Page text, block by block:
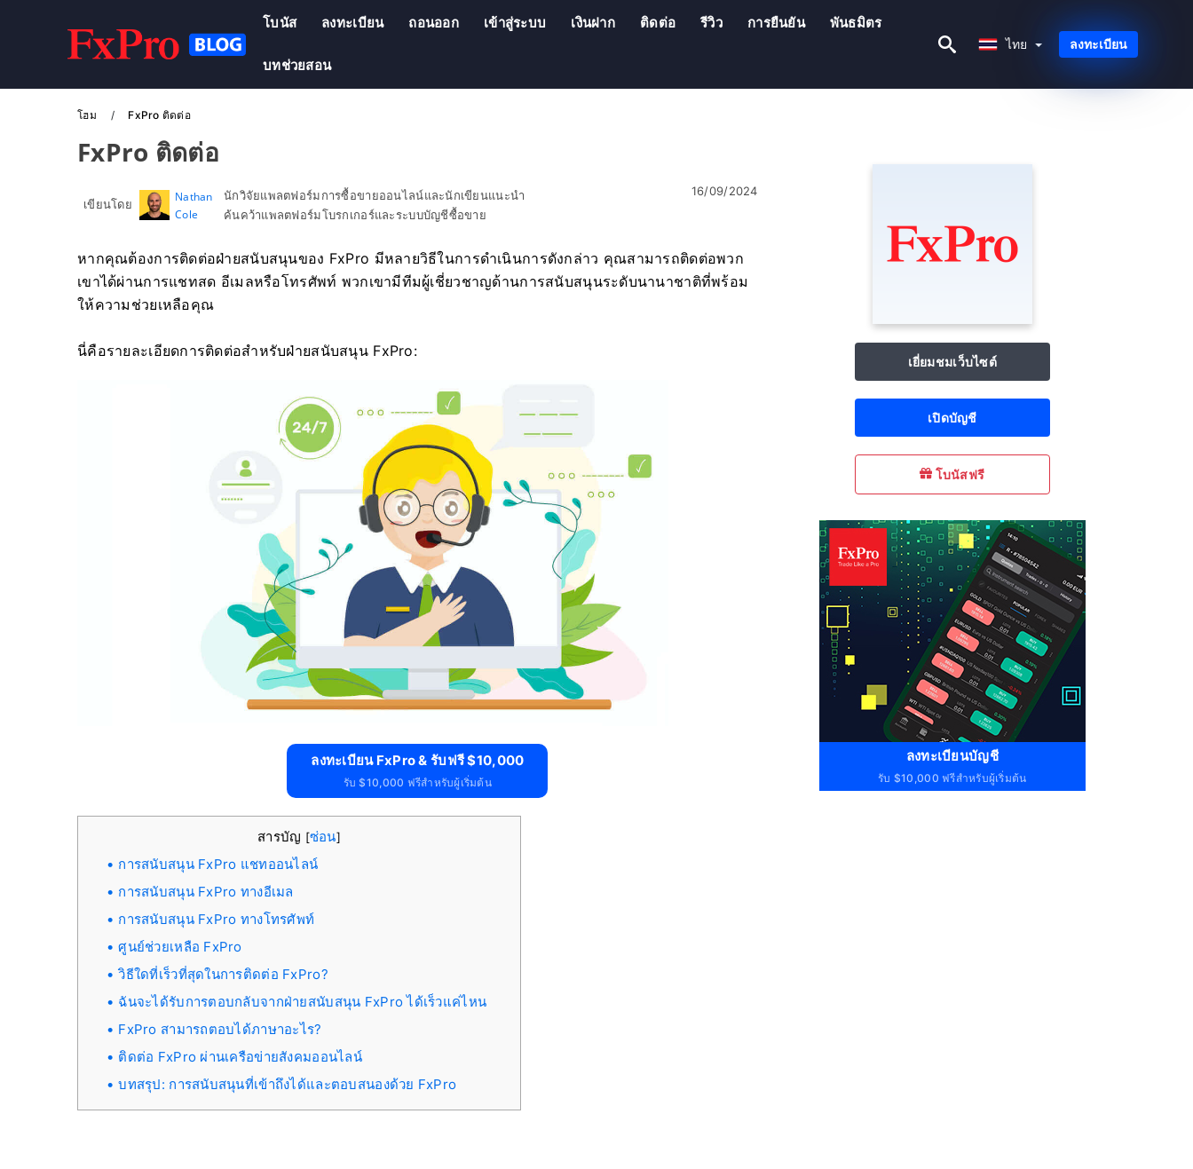
โบนัส ลงทะเบียน ถอนออก เข้าสู่ระบบ เงินฝาก ติดต่อ รีวิว การยืนยัน พันธมิตร
บทช่วยสอน
ไทย ลงทะเบียน
โฮม FxPro ติดต่อ
FxPro ติดต่อ
เขียนโดย
Nathan
Cole
นักวิจัยแพลตฟอร์มการซื้อขายออนไลน์และนักเขียนแนะนำ
ค้นคว้าแพลตฟอร์มโบรกเกอร์และระบบบัญชีซื้อขาย
16/09/2024
หากคุณต้องการติดต่อฝ่ายสนับสนุนของ FxPro มีหลายวิธีในการดำเนินการดังกล่าว คุณสามารถติดต่อพวก
เขาได้ผ่านการแชทสด อีเมลหรือโทรศัพท์ พวกเขามีทีมผู้เชี่ยวชาญด้านการสนับสนุนระดับนานาชาติที่พร้อม
ให้ความช่วยเหลือคุณ
นี่คือรายละเอียดการติดต่อสำหรับฝ่ายสนับสนุน FxPro:
ลงทะเบียน FxPro & รับฟรี $10,000
รับ $10,000 ฟรีสำหรับผู้เริ่มต้น
สารบัญ [ซ่อน]
การสนับสนุน FxPro แชทออนไลน์
การสนับสนุน FxPro ทางอีเมล
การสนับสนุน FxPro ทางโทรศัพท์
ศูนย์ช่วยเหลือ FxPro
วิธีใดที่เร็วที่สุดในการติดต่อ FxPro?
ฉันจะได้รับการตอบกลับจากฝ่ายสนับสนุน FxPro ได้เร็วแค่ไหน
FxPro สามารถตอบได้ภาษาอะไร?
ติดต่อ FxPro ผ่านเครือข่ายสังคมออนไลน์
บทสรุป: การสนับสนุนที่เข้าถึงได้และตอบสนองด้วย FxPro
เยี่ยมชมเว็บไซต์
เปิดบัญชี
โบนัสฟรี
ลงทะเบียนบัญชี
รับ $10,000 ฟรีสำหรับผู้เริ่มต้น